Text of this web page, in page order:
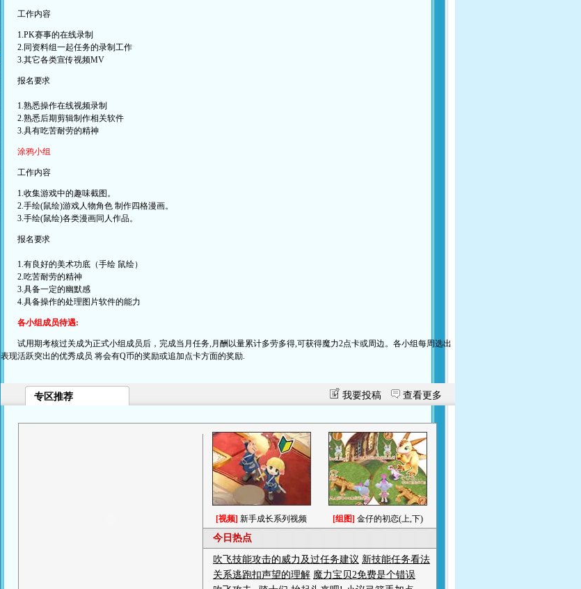
工作内容
1.PK赛事的在线录制
2.同资料组一起任务的录制工作
3.其它各类宣传视频MV
报名要求
1.熟悉操作在线视频录制
2.熟悉后期剪辑制作相关软件
3.具有吃苦耐劳的精神
涂鸦小组
工作内容
1.收集游戏中的趣味截图。
2.手绘(鼠绘)游戏人物角色 制作四格漫画。
3.手绘(鼠绘)各类漫画同人作品。
报名要求
1.有良好的美术功底（手绘 鼠绘）
2.吃苦耐劳的精神
3.具备一定的幽默感
4.具备操作的处理图片软件的能力
各小组成员待遇:
试用期考核过关成为正式小组成员后，完成当月任务,月酬以量累计多劳多得,可获得魔力2点卡或周边。各小组每周选出
表现活跃突出的优秀成员 将会有Q币的奖励或追加点卡方面的奖励.
专区推荐 我要投稿 查看更多
[视频] 新手成长系列视频 [组图] 金仔的初恋(上,下)
今日热点
吹飞技能攻击的威力及过任务建议 新技能任务看法
关系逃跑扣声望的理解 魔力宝贝2免费是个错误